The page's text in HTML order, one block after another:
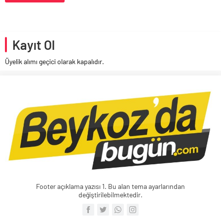
Kayıt Ol
Üyelik alımı geçici olarak kapalıdır.
Footer açıklama yazısı 1. Bu alan tema ayarlarından
değiştirilebilmektedir.